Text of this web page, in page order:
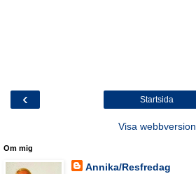
‹ Startsida
Visa webbversion
Om mig
Annika/Resfredag